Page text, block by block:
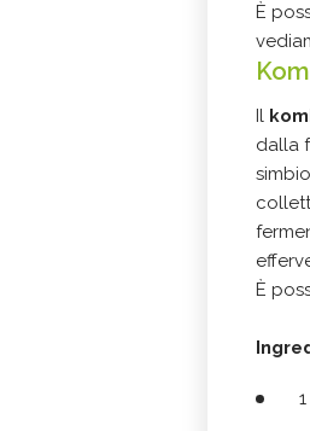
È
Il
dalla
È